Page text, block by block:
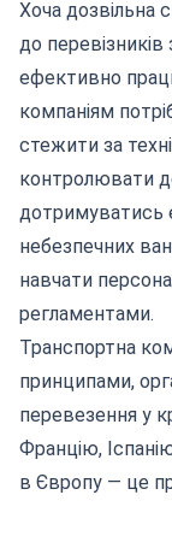
Хоча дозвільна
до
ефективно
компаніям
стежити за
контролювати
дотримуватись
небезпечних
навчати
регламентами.
Транспортна
принципами,
перевезення у
Францію,
в Європу — це